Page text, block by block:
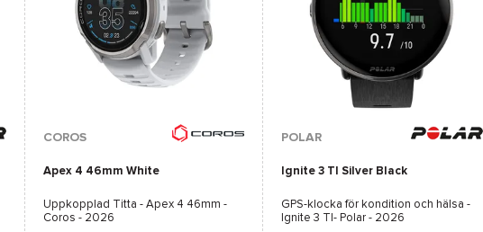
COROS
Apex 4 46mm White
Uppkopplad Titta - Apex 4 46mm -
Coros - 2026
POLAR
Ignite 3 TI Silver Black
GPS-klocka för kondition och hälsa -
Ignite 3 TI- Polar - 2026